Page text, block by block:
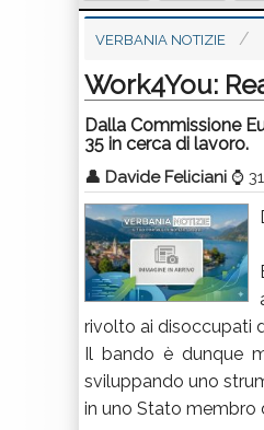
VERBANIA NOTIZIE
Work4You:
Dalla Commissione
35 in cerca di lavoro.
👤 Davide Feliciani ⌚
rivolto ai disoccupati
Il bando è dunque
sviluppando uno
in uno Stato membro